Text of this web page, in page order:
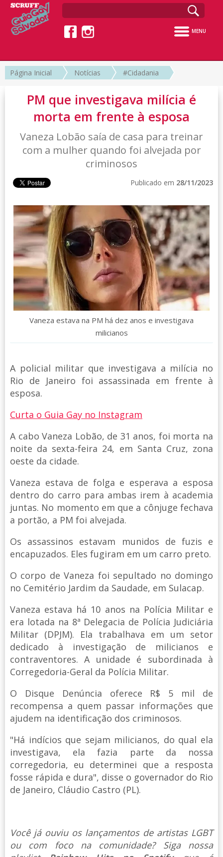
MENU
Página Inicial Notícias #Cidadania
PM que investigava milícia é
morta em frente à esposa
Vaneza Lobão saía de casa para treinar
com a mulher quando foi alvejada por
criminosos
Publicado em 28/11/2023
Vaneza estava na PM há dez anos e investigava
milicianos
A policial militar que investigava a milícia no
Rio de Janeiro foi assassinada em frente à
esposa.
Curta o Guia Gay no Instagram
A cabo Vaneza Lobão, de 31 anos, foi morta na
noite da sexta-feira 24, em Santa Cruz, zona
oeste da cidade.
Vaneza estava de folga e esperava a esposa
dentro do carro para ambas irem à academia
juntas. No momento em que a cônjuge fechava
a portão, a PM foi alvejada.
Os assassinos estavam munidos de fuzis e
encapuzados. Eles fugiram em um carro preto.
O corpo de Vaneza foi sepultado no domingo
no Cemitério Jardim da Saudade, em Sulacap.
Vaneza estava há 10 anos na Polícia Militar e
era lotada na 8ª Delegacia de Polícia Judiciária
Militar (DPJM). Ela trabalhava em um setor
dedicado à investigação de milicianos e
contraventores. A unidade é subordinada à
Corregedoria-Geral da Polícia Militar.
O Disque Denúncia oferece R$ 5 mil de
recompensa a quem passar informações que
ajudem na identificação dos criminosos.
"Há indícios que sejam milicianos, do qual ela
investigava, ela fazia parte da nossa
corregedoria, eu determinei que a resposta
fosse rápida e dura", disse o governador do Rio
de Janeiro, Cláudio Castro (PL).
Você já ouviu os lançamentos de artistas LGBT
ou com foco na comunidade? Siga nossa